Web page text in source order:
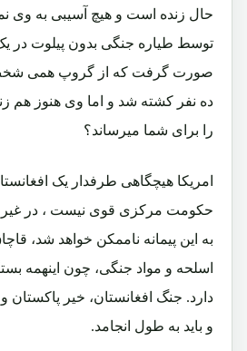
حال زنده است و هیچ آسیبی به وی
توسط طیاره جنگی بدون پیلوت در
صورت گرفت که از گروپ همی شخص
ده نفر کشته شد و اما وی هنوز هم
را برای شما میرساند؟
امریکا هیچگاهی طرفدار یک
حکومت مرکزی قوی نیست ، در غیر
به این پیمانه ناممکن خواهد شد،
اسلحه و مواد جنگی،‌ چون اینهمه
دارد. جنگ افغانستان، خیر پاکستان و
و باید به طول انجامد.